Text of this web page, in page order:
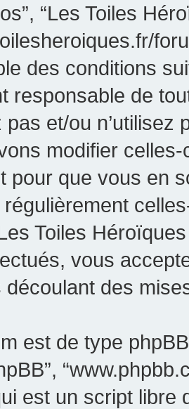
“Les Toiles
des conditions
responsable de
pas et/ou n’utilisez
modifier
pour que vous en
Toiles
vous
découlant des
est de type phpBB
est un script